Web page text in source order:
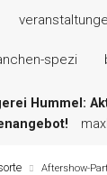
spezi
Hummel:
Aftershow-